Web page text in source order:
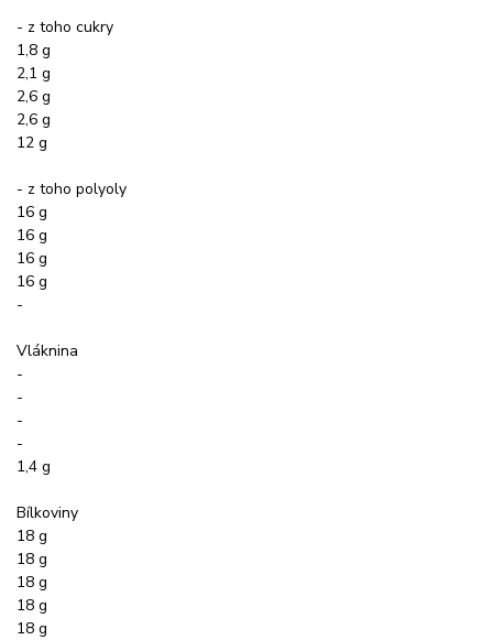
- z toho cukry
1,8 g
2,1 g
2,6 g
2,6 g
12 g
- z toho polyoly
16 g
16 g
16 g
16 g
-
Vláknina
-
-
-
-
1,4 g
Bílkoviny
18 g
18 g
18 g
18 g
18 g